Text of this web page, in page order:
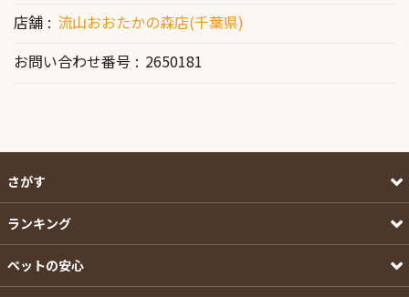
店舗
流山おおたかの森店(千葉県)
お問い合わせ番号
2650181
さがす
ランキング
ペットの安心